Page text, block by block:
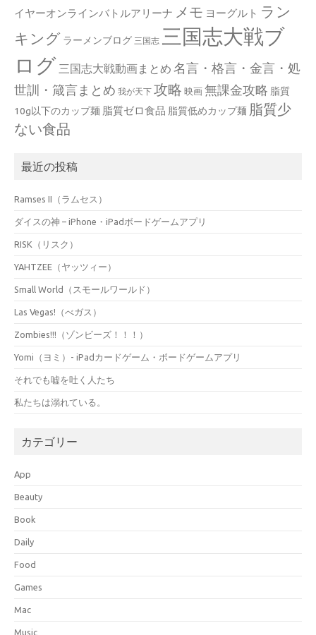
イヤーオンラインバトルアリーナ メモ ヨーグルト ラン
キング ラーメンブログ 三国志 三国志大戦ブ
ログ 三国志大戦動画まとめ 名言・格言・金言・処
世訓・箴言まとめ 我が天下 攻略 映画 無課金攻略 脂質
10g以下のカップ麺 脂質ゼロ食品 脂質低めカップ麺 脂質少
ない食品
最近の投稿
Ramses II（ラムセス）
ダイスの神 – iPhone・iPadボードゲームアプリ
RISK（リスク）
YAHTZEE（ヤッツィー）
Small World（スモールワールド）
Las Vegas!（べガス）
Zombies!!!（ゾンビーズ！！！）
Yomi（ヨミ）- iPadカードゲーム・ボードゲームアプリ
それでも嘘を吐く人たち
私たちは溺れている。
カテゴリー
App
Beauty
Book
Daily
Food
Games
Mac
Music